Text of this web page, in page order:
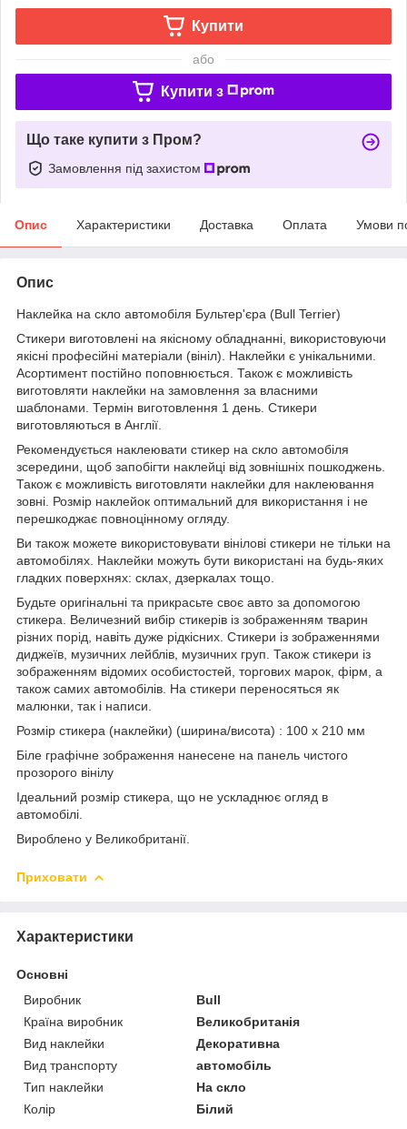
Купити
або
Купити з
Що таке купити з Пром?
Замовлення під захистом
Опис Характеристики Доставка Оплата Умови
Опис
Наклейка на скло автомобіля Бультер'єра (Bull Terrier)
Стикери виготовлені на якісному обладнанні, використовуючи
якісні професійні матеріали (вініл). Наклейки є унікальними.
Асортимент постійно поповнюється. Також є можливість
виготовляти наклейки на замовлення за власними
шаблонами. Термін виготовлення 1 день. Стикери
виготовляються в Англії.
Рекомендується наклеювати стикер на скло автомобіля
зсередини, щоб запобігти наклейці від зовнішніх пошкоджень.
Також є можливість виготовляти наклейки для наклеювання
зовні. Розмір наклейок оптимальний для використання і не
перешкоджає повноцінному огляду.
Ви також можете використовувати вінілові стикери не тільки на
автомобілях. Наклейки можуть бути використані на будь-яких
гладких поверхнях: склах, дзеркалах тощо.
Будьте оригінальні та прикрасьте своє авто за допомогою
стикера. Величезний вибір стикерів із зображенням тварин
різних порід, навіть дуже рідкісних. Стикери із зображеннями
диджеїв, музичних лейблів, музичних груп. Також стикери із
зображенням відомих особистостей, торгових марок, фірм, а
також самих автомобілів. На стикери переносяться як
малюнки, так і написи.
Розмір стикера (наклейки) (ширина/висота) : 100 x 210 мм
Біле графічне зображення нанесене на панель чистого
прозорого вінілу
Ідеальний розмір стикера, що не ускладнює огляд в
автомобілі.
Вироблено у Великобританії.
Приховати
Характеристики
Основні
Виробник
Bull
Країна виробник
Великобританія
Вид наклейки
Декоративна
Вид транспорту
автомобіль
Тип наклейки
На скло
Колір
Білий